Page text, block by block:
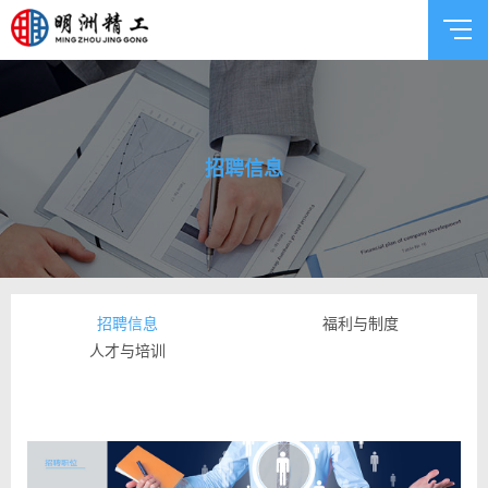
招聘信息
招聘信息
福利与制度
人才与培训